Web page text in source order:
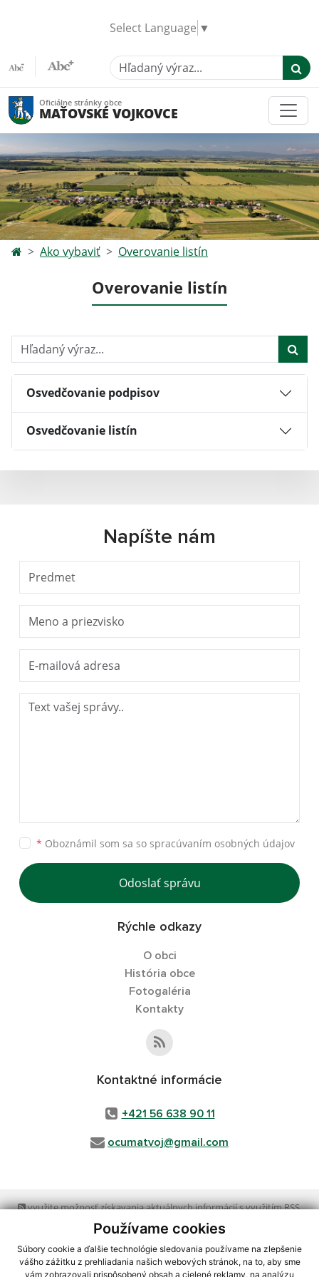
Používame cookies
Súbory cookie a ďalšie technológie sledovania používame na zlepšenie
vášho zážitku z prehliadania našich webových stránok, na to, aby sme
vám zobrazovali prispôsobený obsah a cielené reklamy, na analýzu
Select Language ▼
Hľadaný výraz...
Oficiálne stránky obce
MAŤOVSKÉ VOJKOVCE
Ako vybaviť Overovanie listín
Overovanie listín
Hľadaný výraz...
Osvedčovanie podpisov
Osvedčovanie listín
Napíšte nám
* Oboznámil som sa so spracúvaním osobných údajov
Odoslať správu
Rýchle odkazy
O obci
História obce
Fotogaléria
Kontakty
Kontaktné informácie
+421 56 638 90 11
ocumatvoj@gmail.com
využite možnosť získavania aktuálnych informácií s využitím RSS,
CMS systém (redakčný) systém ECHELON 2, Mapa stránok
webex.digital, s.r.o.,domény,registrácia domény
spoločnosť webex.digital, s.r.o.,technický prevádzkovateľ